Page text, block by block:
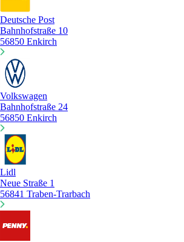
Deutsche Post
Bahnhofstraße 10
56850 Enkirch
Volkswagen
Bahnhofstraße 24
56850 Enkirch
Lidl
Neue Straße 1
56841 Traben-Trarbach